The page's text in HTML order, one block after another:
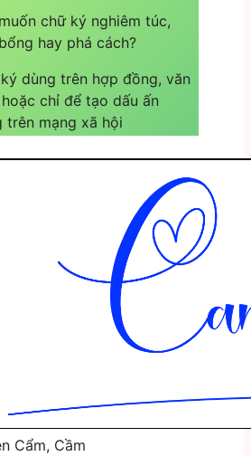
chữ ký nghiêm túc,
hay phá cách?
dùng trên hợp đồng, văn
chỉ để tạo dấu ấn
trên mạng xã hội
Cẩm, Cầm